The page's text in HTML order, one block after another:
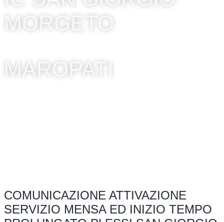
MORGETO
MAROPATI
COMUNICAZIONE ATTIVAZIONE
SERVIZIO MENSA ED INIZIO TEMPO